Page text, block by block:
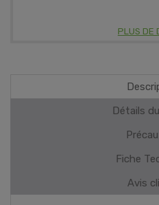
PLUS DE
Détails
Fiche
Avis